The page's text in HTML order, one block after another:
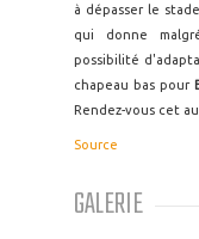
à dépasser le
qui donne
possibilité
chapeau bas pour
Rendez-vous cet
Source
GALERIE